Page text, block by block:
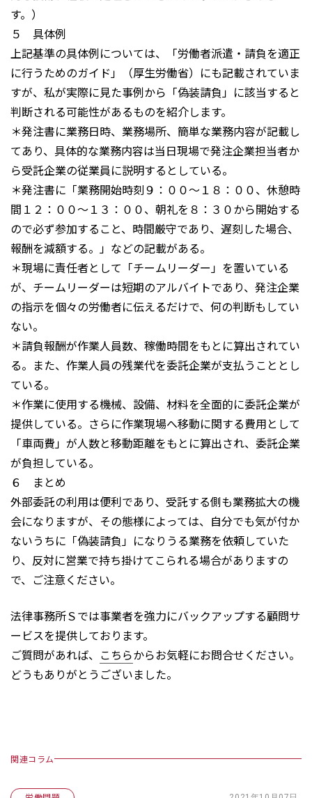
す。）
５ 具体例
上記基準の具体例については、「労働者派遣・請負を適正
に行うためのガイド」（厚生労働省）にも記載されていま
すが、私が実際に見た事例から「偽装請負」に該当すると
判断される可能性があるものを紹介します。
＊発注書に業務日時、業務場所、簡単な業務内容が記載し
てあり、具体的な業務内容は当日現場で発注企業担当者か
ら受託企業の従業員に説明するとしている。
＊発注書に「業務開始時刻９：００～１８：００、休憩時
間１２：００～１３：００、朝礼を８：３０から開始する
ので必ず参加すること、時間厳守であり、遅刻した場合、
報酬を減額する。」などの記載がある。
＊現場に責任者として「チームリーダー」を置いている
が、チームリーダーは短期のアルバイトであり、発注企業
の指示を個々の労働者に伝えるだけで、何の判断もしてい
ない。
＊請負報酬が作業人員数、稼働時間をもとに算出されてい
る。また、作業人員の残業代を委託企業が支払うこととし
ている。
＊作業に使用する機械、設備、材料を全面的に委託企業が
提供している。さらに作業現場へ移動に関する費用として
「車両費」が人数と移動距離をもとに算出され、委託企業
が負担している。
６ まとめ
外部委託の利用は便利であり、受託する側も業務拡大の機
会になりますが、その態様によっては、自分でも気が付か
ないうちに「偽装請負」になりうる業務を依頼していた
り、反対に営業で持ち掛けてこられる場合がありますの
で、ご注意ください。
法律事務所Ｓでは事業者を強力にバックアップする顧問サ
ービスを提供しております。
ご質問があれば、 こちらからお気軽にお問合せください。
どうもありがとうございました。
関連コラム